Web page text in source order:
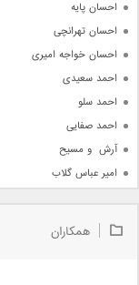
احسان پایه
احسان تهرانچی
احسان خواجه امیری
احمد سعیدی
احمد سلو
احمد صفایی
آرش  و مسیح
امیر عباس گلاب
امیر علی
همکاران